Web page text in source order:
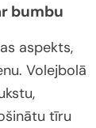
bumbu
aspekts,
Volejbolā
tīru